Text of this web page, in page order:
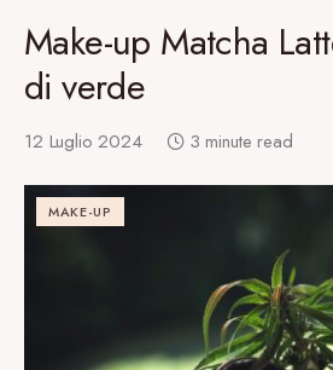
Make-up Matcha
di verde
12 Luglio 2024 3 minute read
MAKE-UP